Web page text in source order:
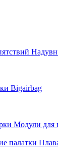
Bigairbag
Модули для
палатки